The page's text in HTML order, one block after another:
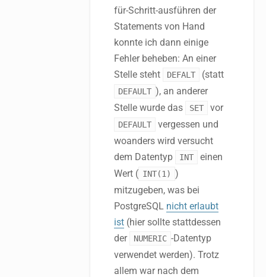
für-Schritt-ausführen der
Statements von Hand
konnte ich dann einige
Fehler beheben: An einer
Stelle steht
DEFALT (statt
DEFAULT ), an anderer
Stelle wurde das
SET vor
DEFAULT
vergessen und
woanders wird versucht
dem Datentyp
INT
einen
Wert ( INT(1) )
mitzugeben, was bei
PostgreSQL nicht erlaubt
ist(hier sollte stattdessen
der
NUMERIC -Datentyp
verwendet werden). Trotz
allem war nach dem